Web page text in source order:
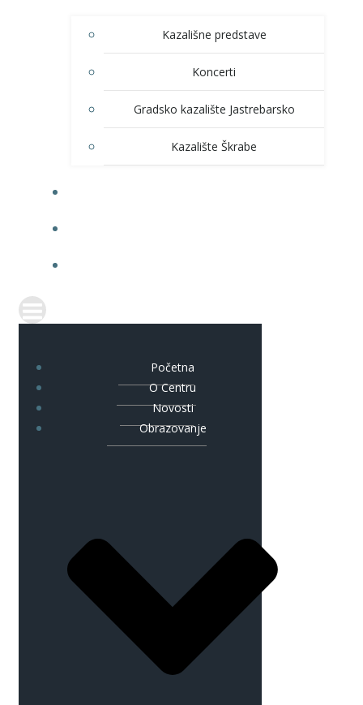
Kazališne predstave
Koncerti
Gradsko kazalište Jastrebarsko
Kazalište Škrabe
Početna
O Centru
Novosti
Obrazovanje